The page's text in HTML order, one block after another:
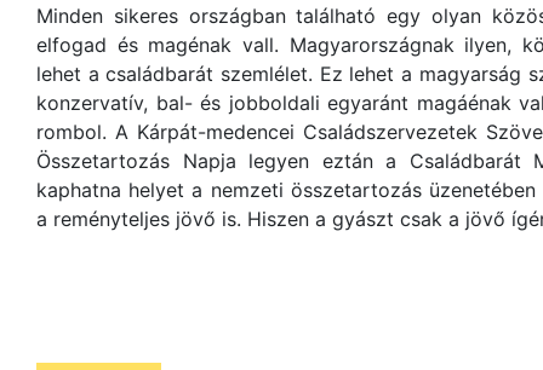
Minden sikeres országban található egy olyan
elfogad és magénak vall. Magyarországnak ilyen,
lehet a családbarát szemlélet. Ez lehet a magyarság
konzervatív, bal- és jobboldali egyaránt magáénak
rombol. A Kárpát-medencei Családszervezetek
Összetartozás Napja legyen eztán a Családbarát
kaphatna helyet a nemzeti összetartozás
a reményteljes jövő is. Hiszen a gyászt csak a jövő